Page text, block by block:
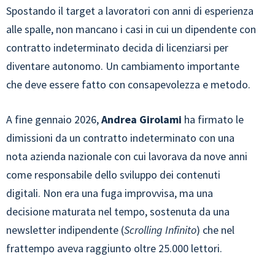
Spostando il target a lavoratori con anni di esperienza
alle spalle, non mancano i casi in cui un dipendente con
contratto indeterminato decida di licenziarsi per
diventare autonomo. Un cambiamento importante
che deve essere fatto con consapevolezza e metodo.
A fine gennaio 2026,Andrea Girolami ha firmato le
dimissioni da un contratto indeterminato con una
nota azienda nazionale con cui lavorava da nove anni
come responsabile dello sviluppo dei contenuti
digitali. Non era una fuga improvvisa, ma una
decisione maturata nel tempo, sostenuta da una
newsletter indipendente (Scrolling Infinito) che nel
frattempo aveva raggiunto oltre 25.000 lettori.